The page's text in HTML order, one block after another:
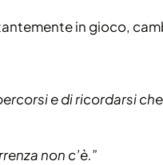
in gioco,
e di ricordarsi
non c’è.”